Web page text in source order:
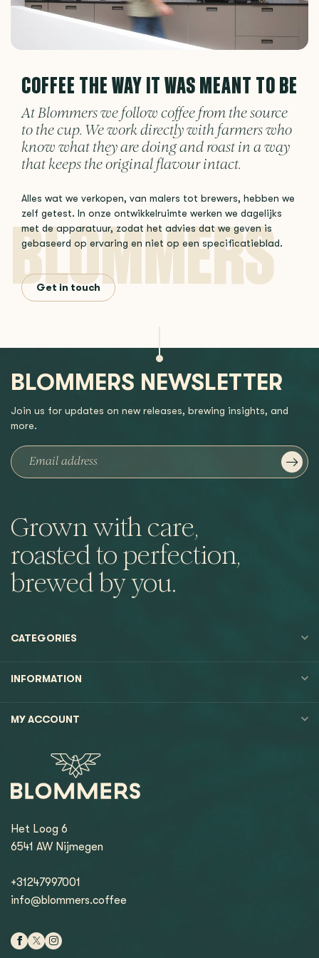
COFFEE THE WAY IT WAS MEANT TO BE
At Blommers we follow coffee from the source
to the cup. We work directly with farmers who
know what they are doing and roast in a way
that keeps the original flavour intact.
Alles wat we verkopen, van malers tot brewers, hebben we
zelf getest. In onze ontwikkelruimte werken we dagelijks
met de apparatuur, zodat het advies dat we geven is
gebaseerd op ervaring en niet op een specificatieblad.
Get in touch
Grown with care,
roasted to perfection,
brewed by you.
BLOMMERS NEWSLETTER
Join us for updates on new releases, brewing insights, and
more.
CATEGORIES
INFORMATION
MY ACCOUNT
Het Loog 6
6541 AW Nijmegen
+31247997001
info@blommers.coffee